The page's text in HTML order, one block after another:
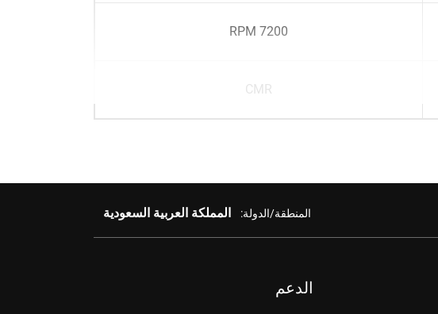
7200 RPM
CMR
المنطقة/الدولة: المملكة العربية السعودية
الدعم